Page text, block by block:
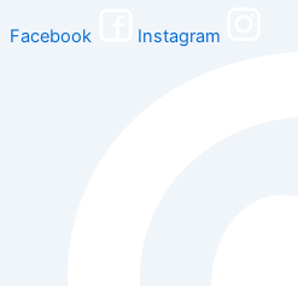
Facebook Instagram